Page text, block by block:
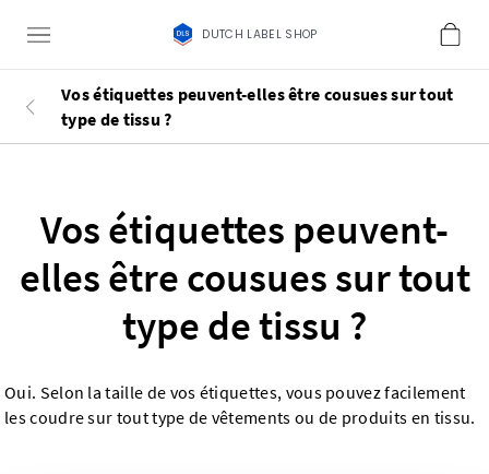
DUTCH LABEL SHOP
Vos étiquettes peuvent-elles être cousues sur tout
type de tissu ?
Vos étiquettes peuvent-
elles être cousues sur tout
type de tissu ?
Oui. Selon la taille de vos étiquettes, vous pouvez facilement
les coudre sur tout type de vêtements ou de produits en tissu.